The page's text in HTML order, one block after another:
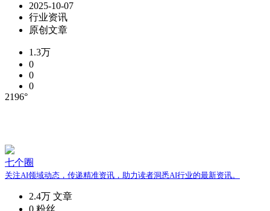
2025-10-07
行业资讯
原创文章
1.3万
0
0
0
2196°
七个圈
关注AI领域动态，传递精准资讯，助力读者洞悉AI行业的最新资讯。
2.4万 文章